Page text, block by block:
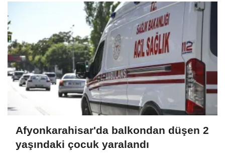
Afyonkarahisar'da balkondan düşen 2
yaşındaki çocuk yaralandı